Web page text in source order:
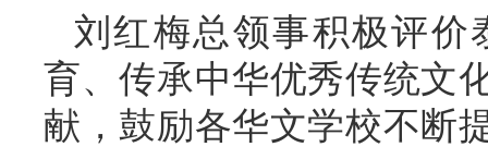
刘红梅总领事积极评价
育、传承中华优秀传统文
献，鼓励各华文学校不断